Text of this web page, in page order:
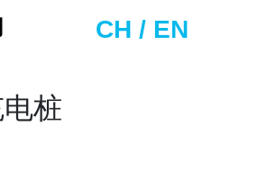
CH / EN
桩